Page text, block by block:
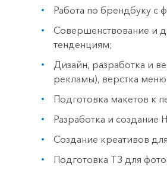
Работа по брендбуку с
Совершенствование и
тенденциям;
Дизайн, разработка и
рекламы), верстка
Подготовка макетов к
Разработка и создание
Создание креативов
Подготовка ТЗ для